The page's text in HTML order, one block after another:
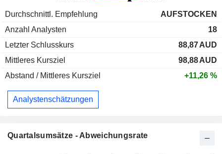
Durchschnittl. Empfehlung
AUFSTOCKEN
Anzahl Analysten
18
Letzter Schlusskurs
88,87AUD
Mittleres Kursziel
98,88AUD
Abstand / Mittleres Kursziel
+11,26 %
Analystenschätzungen
Quartalsumsätze - Abweichungsrate